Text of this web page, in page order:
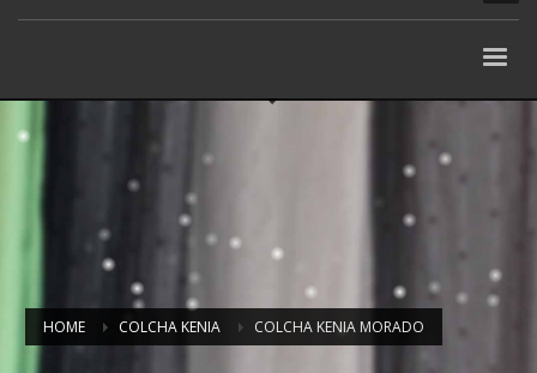
HOME COLCHA KENIA COLCHA KENIA MORADO